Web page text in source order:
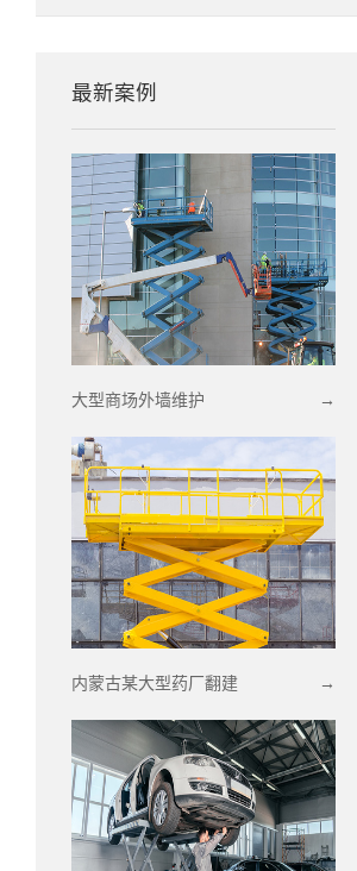
最新案例
→
大型商场外墙维护
→
内蒙古某大型药厂翻建